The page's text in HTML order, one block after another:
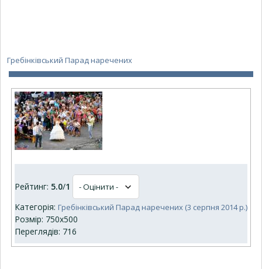
Гребінківський Парад наречених
Рейтинг: 5.0/1
Категорія: Гребінківський Парад наречених (3 серпня 2014 р.)
Розмір: 750x500
Переглядів: 716